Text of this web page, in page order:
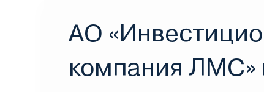
АО
компания ЛМС»